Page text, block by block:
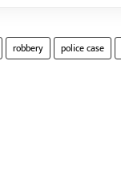
robbery police case